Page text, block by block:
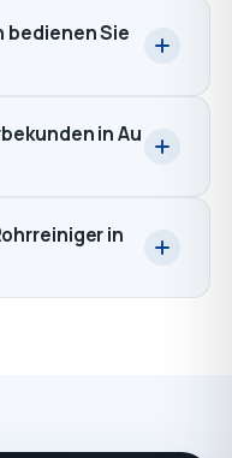
bedienen Sie
in Au
in